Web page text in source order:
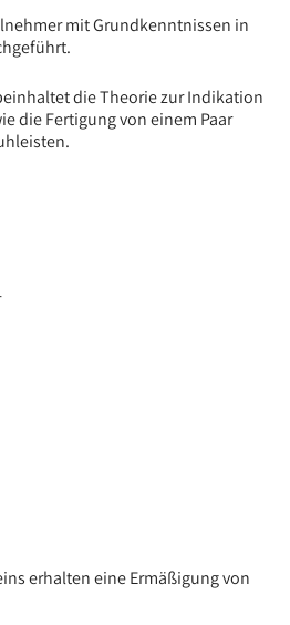
mit Grundkenntnissen in
die Theorie zur Indikation
die Fertigung von einem Paar
erhalten eine Ermäßigung von